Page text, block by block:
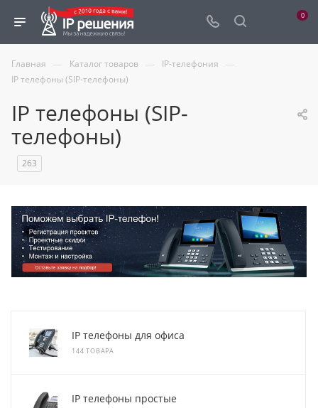
0
Главная — Каталог товаров — IP-телефония —
IP телефоны (SIP-телефоны)
IP телефоны (SIP-
телефоны)
263
IP телефоны для офиса
144 ТОВАРА
IP телефоны простые